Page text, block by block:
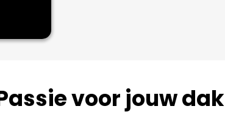
voor jouw dak